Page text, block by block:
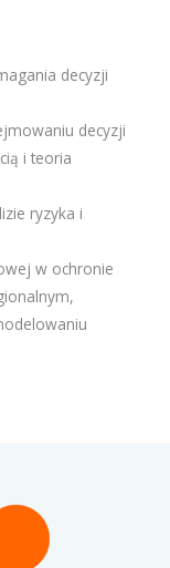
decyzji
decyzji
i teoria
ryzyka i
w ochronie